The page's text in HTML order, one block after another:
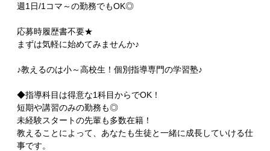
週1日/1コマ～の勤務でもOK◎
応募時履歴書不要★
まずは気軽に始めてみませんか♪
♪教えるのは小～高校生！個別指導専門の学習塾♪
◆指導科目は得意な1科目からでOK！
短期や講習のみの勤務も◎
未経験スタートの先輩も多数在籍！
教えることによって、あなたも生徒と一緒に成長していける仕
事です。